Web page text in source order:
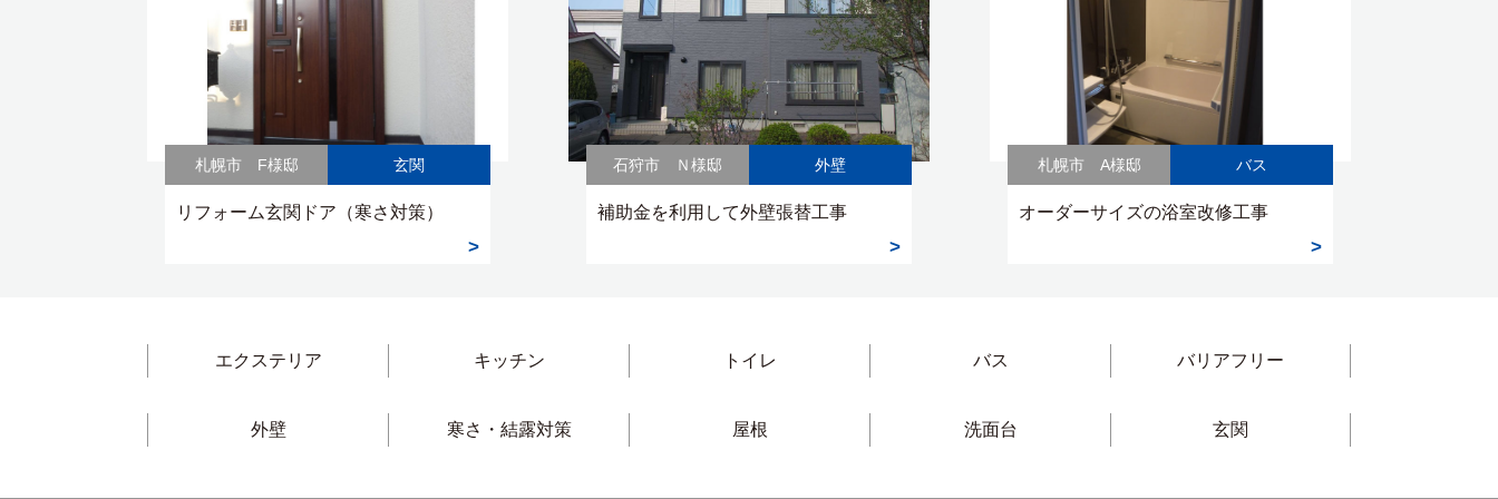
札幌市 F様邸 玄関
リフォーム玄関ドア（寒さ対策）
石狩市 Ｎ様邸 外壁
補助金を利用して外壁張替工事
札幌市 A様邸 バス
オーダーサイズの浴室改修工事
エクステリア キッチン トイレ バス バリアフリー
外壁 寒さ・結露対策 屋根 洗面台 玄関